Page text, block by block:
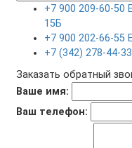
+7 900 209-60-50
15Б
+7 900 202-66-55
+7 (342) 278-44-
Заказать обратный
Ваше имя:
Ваш телефон: